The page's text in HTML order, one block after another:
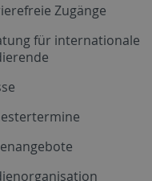
Zugänge
für internationale